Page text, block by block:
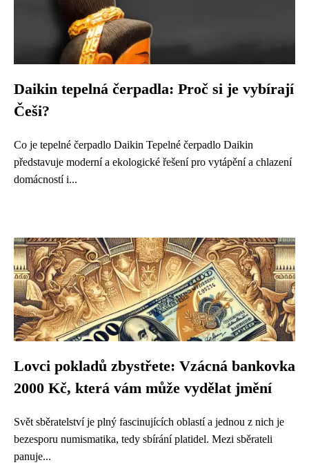
Daikin tepelná čerpadla: Proč si je vybírají
Češi?
Co je tepelné čerpadlo Daikin Tepelné čerpadlo Daikin
představuje moderní a ekologické řešení pro vytápění a chlazení
domácností i...
Lovci pokladů zbystřete: Vzácná bankovka
2000 Kč, která vám může vydělat jmění
Svět sběratelství je plný fascinujících oblastí a jednou z nich je
bezesporu numismatika, tedy sbírání platidel. Mezi sběrateli
panuje...